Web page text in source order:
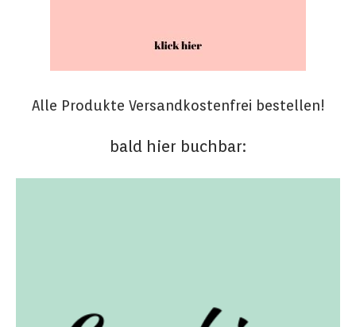
Alle Produkte Versandkostenfrei bestellen!
bald hier buchbar: